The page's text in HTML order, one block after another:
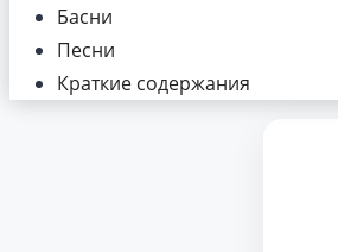
Басни
Песни
Краткие содержания